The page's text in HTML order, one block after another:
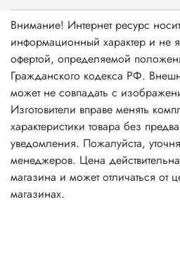
Внимание! Интернет ресурс
информационный характер и не
офертой, определяемой
Гражданского кодекса РФ.
может не совпадать с
Изготовители вправе менять
характеристики товара без
уведомления. Пожалуйста,
менеджеров. Цена
магазина и может отличаться от
магазинах.